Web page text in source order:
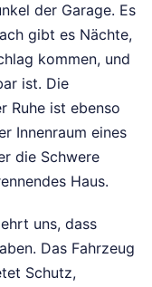
der Garage. Es
gibt es Nächte,
kommen, und
ist. Die
Ruhe ist ebenso
Innenraum eines
die Schwere
Haus.
uns, dass
Das Fahrzeug
Schutz,